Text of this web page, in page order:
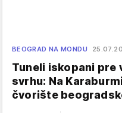
BEOGRAD NA MONDU
Tuneli iskopani pre
svrhu: Na
čvorište